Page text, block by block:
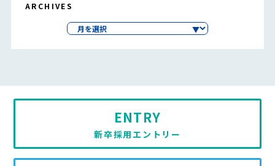
ARCHIVES
ENTRY
新卒採用エントリー